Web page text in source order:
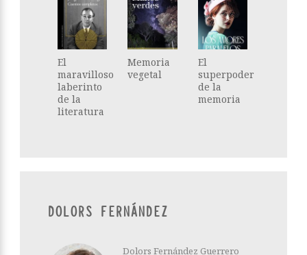
El
maravilloso
laberinto
de la
literatura
Memoria
vegetal
El
superpoder
de la
memoria
DOLORS FERNÁNDEZ
Dolors Fernández Guerrero